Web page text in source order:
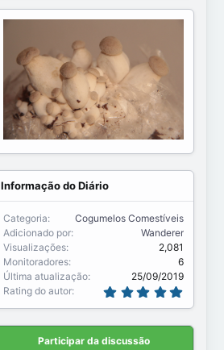
Informação do Diário
Categoria
Cogumelos Comestíveis
Adicionado por
Wanderer
Visualizações
2,081
Monitoradores
6
Última atualização
25/09/2019
Rating do autor
0
0
Participar da discussão